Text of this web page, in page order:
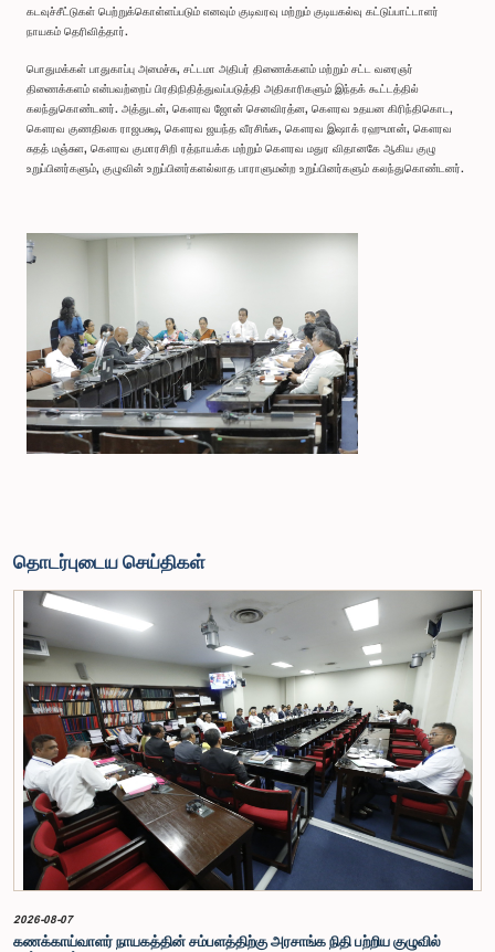
கடவுச்சீட்டுகள் பெற்றுக்கொள்ளப்படும் எனவும் குடிவரவு மற்றும் குடியகல்வு கட்டுப்பாட்டாளர்
நாயகம் தெரிவித்தார்.
பொதுமக்கள் பாதுகாப்பு அமைச்சு, சட்டமா அதிபர் திணைக்களம் மற்றும் சட்ட வரைஞர்
திணைக்களம் என்பவற்றைப் பிரதிநிதித்துவப்படுத்தி அதிகாரிகளும் இந்தக் கூட்டத்தில்
கலந்துகொண்டனர். அத்துடன், கௌரவ ஜோன் செனவிரத்ன, கௌரவ உதயன கிரிந்திகொட,
கௌரவ குணதிலக ராஜபக்ஷ, கௌரவ ஜயந்த வீரசிங்க, கௌரவ இஷாக் ரஹுமான், கௌரவ
சுதத் மஞ்சுள, கௌரவ குமாரசிறி ரத்நாயக்க மற்றும் கௌரவ மதுர விதானகே ஆகிய குழு
உறுப்பினர்களும், குழுவின் உறுப்பினர்களல்லாத பாராளுமன்ற உறுப்பினர்களும் கலந்துகொண்டனர்.
தொடர்புடைய செய்திகள்
2026-08-07
கணக்காய்வாளர் நாயகத்தின் சம்பளத்திற்கு அரசாங்க நிதி பற்றிய குழுவில்